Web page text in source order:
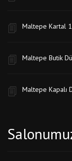
Maltepe Kartal
Maltepe Butik
Maltepe Kapalı